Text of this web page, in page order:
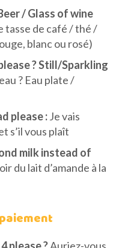
/ Glass of wine
tasse de café / thé /
blanc ou rosé)
? Still/Sparkling
? Eau plate /
please :Je vais
s’il vous plaît
milk instead of
du lait d’amande à la
please ?Auriez-vous